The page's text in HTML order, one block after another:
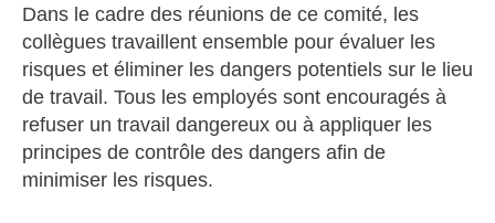
Dans le cadre des réunions de ce comité, les
collègues travaillent ensemble pour évaluer les
risques et éliminer les dangers potentiels sur le lieu
de travail. Tous les employés sont encouragés à
refuser un travail dangereux ou à appliquer les
principes de contrôle des dangers afin de
minimiser les risques.